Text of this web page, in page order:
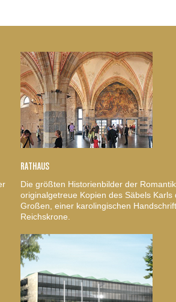
RATHAUS
Die größten Historienbilder der Romantik,
originalgetreue Kopien des Säbels Karls
Großen, einer karolingischen
Reichskrone.